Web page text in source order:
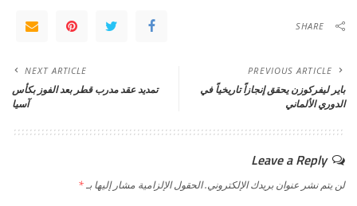
SHARE
PREVIOUS ARTICLE
باير ليفركوزن يحقق إنجازاً تاريخياً في
الدوري الألماني
NEXT ARTICLE
تمديد عقد مدرب قطر بعد الفوز بكأس
آسيا
Leave a Reply
لن يتم نشر عنوان بريدك الإلكتروني.الحقول الإلزامية مشار إليها بـ*